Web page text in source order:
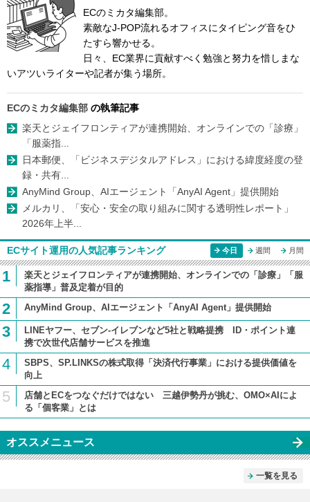
ECのミカタ編集部。
素敵なJ-POP流れるオフィスにタイピング音をひ
たすら響かせる。
日々、EC業界に貢献すべく勉強と努力を惜しまな
いアツいライターや記者が集う場所。
ECのミカタ編集部 の執筆記事
楽天とジェイフロンティアが連携開始、オンラインでの「診療」
「服薬指...
日本郵便、「ビジネスデジタルアドレス」における緯度経度の登
録・共有...
AnyMind Group、AIエージェント「AnyAI Agent」提供開始
メルカリ、「安心・安全の取り組みに関する透明性レポート」
2026年上半...
ECサイト運用の人気記事ランキング 今日 週間 月間
1
楽天とジェイフロンティアが連携開始、オンラインでの「診療」「服
薬指導」普及定着が目的
2 AnyMind Group、AIエージェント「AnyAI Agent」提供開始
3
LINEヤフー、セブン-イレブンなど5社と戦略提携 ID・ポイント連
携で次世代店舗サービスを推進
4
SBPS、SP.LINKSの株式取得「決済代行事業」における提供価値を
向上
5
店舗とECをつなぐだけではない 三越伊勢丹が挑む、OMO×AIによ
る「個客業」とは
オススメニュース
一覧を見る